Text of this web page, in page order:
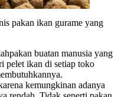
pakan ikan gurame yang
buatan manusia yang
pelet ikan di setiap toko
kemungkinan adanya